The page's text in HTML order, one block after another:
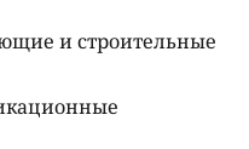
и строительные